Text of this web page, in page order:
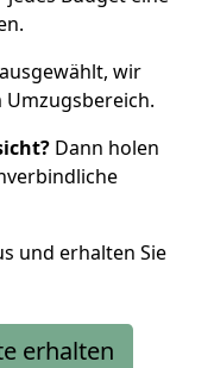
wir
Umzugsbereich.
Dann holen
und erhalten Sie
erhalten